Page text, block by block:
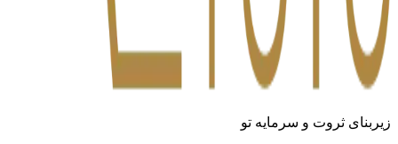
زیربنای ثروت و سرمایه تو